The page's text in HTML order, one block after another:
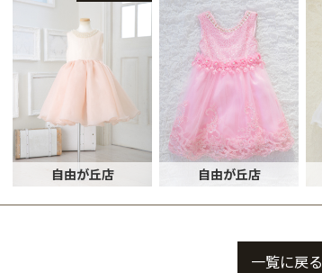
自由が丘店 自由が丘店
一覧に戻る